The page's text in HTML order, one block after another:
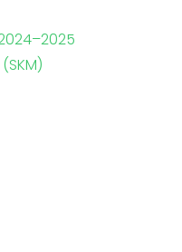
2024–2025
(SKM)